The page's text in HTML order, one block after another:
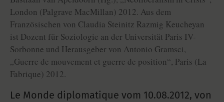
London (Palgrave MacMillan) 2012. Aus dem
Französischen von Claudia Steinitz Razmig Keucheyan
ist Dozent für Soziologie an der Universität Paris IV-
Sorbonne und Herausgeber von Antonio Gramsci,
„Guerre de mouvement et guerre de position“, Paris (La
Fabrique) 2012.
Le Monde diplomatique vom 10.08.2012, von